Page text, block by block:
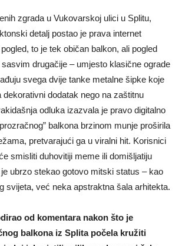
zgrada u Vukovarskoj ulici u Splitu,
detalj postao je prava internet
to je tek običan balkon, ali pogled
drugačije – umjesto klasične ograde
svega dvije tanke metalne šipke koje
dekorativni dodatak nego na zaštitnu
odluka izazvala je pravo digitalno
balkona brzinom munje proširila
pretvarajući ga u viralni hit. Korisnici
smisliti duhovitiji meme ili domišljatiju
ubrzo stekao gotovo mitski status – kao
svijeta, već neka apstraktna šala arhitekta.
od komentara nakon što je
balkona iz Splita počela kružiti